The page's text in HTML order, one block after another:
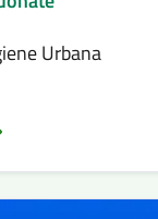
Urbana